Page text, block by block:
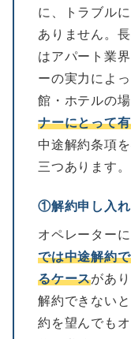
に、トラブル
ありません。
はアパート業
ーの実力によ
館・ホテルの
ナーにとって
中途解約条項
三つあります。
①解約申し入
オペレーターに
では中途解約
るケースがあ
解約できない
約を望んでも